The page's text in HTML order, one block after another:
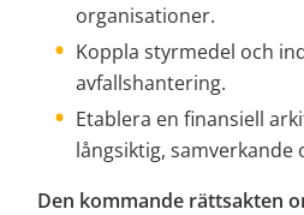
organisationer.
Koppla styrmedel och
avfallshantering.
Etablera en finansiell
långsiktig,
Den kommande rättsakten